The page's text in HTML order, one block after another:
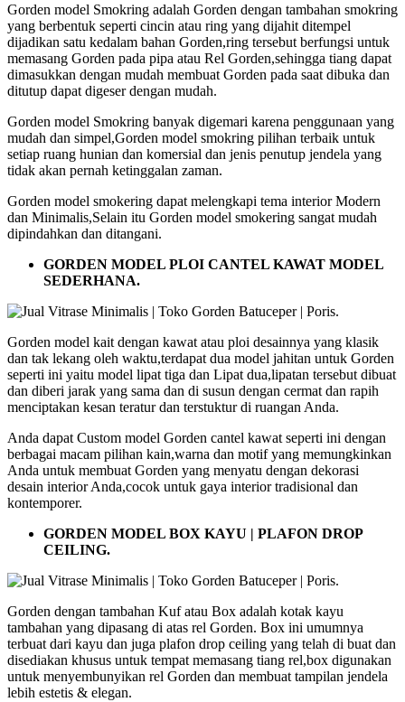
Gorden model Smokring adalah Gorden dengan tambahan smokring
yang berbentuk seperti cincin atau ring yang dijahit ditempel
dijadikan satu kedalam bahan Gorden,ring tersebut berfungsi untuk
memasang Gorden pada pipa atau Rel Gorden,sehingga tiang dapat
dimasukkan dengan mudah membuat Gorden pada saat dibuka dan
ditutup dapat digeser dengan mudah.
Gorden model Smokring banyak digemari karena penggunaan yang
mudah dan simpel,Gorden model smokring pilihan terbaik untuk
setiap ruang hunian dan komersial dan jenis penutup jendela yang
tidak akan pernah ketinggalan zaman.
Gorden model smokering dapat melengkapi tema interior Modern
dan Minimalis,Selain itu Gorden model smokering sangat mudah
dipindahkan dan ditangani.
GORDEN MODEL PLOI CANTEL KAWAT MODEL
SEDERHANA.
Gorden model kait dengan kawat atau ploi desainnya yang klasik
dan tak lekang oleh waktu,terdapat dua model jahitan untuk Gorden
seperti ini yaitu model lipat tiga dan Lipat dua,lipatan tersebut dibuat
dan diberi jarak yang sama dan di susun dengan cermat dan rapih
menciptakan kesan teratur dan terstuktur di ruangan Anda.
Anda dapat Custom model Gorden cantel kawat seperti ini dengan
berbagai macam pilihan kain,warna dan motif yang memungkinkan
Anda untuk membuat Gorden yang menyatu dengan dekorasi
desain interior Anda,cocok untuk gaya interior tradisional dan
kontemporer.
GORDEN MODEL BOX KAYU | PLAFON DROP
CEILING.
Gorden dengan tambahan Kuf atau Box adalah kotak kayu
tambahan yang dipasang di atas rel Gorden. Box ini umumnya
terbuat dari kayu dan juga plafon drop ceiling yang telah di buat dan
disediakan khusus untuk tempat memasang tiang rel,box digunakan
untuk menyembunyikan rel Gorden dan membuat tampilan jendela
lebih estetis & elegan.